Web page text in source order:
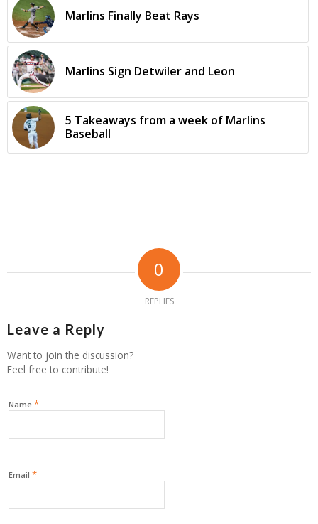
Marlins Finally Beat Rays
Marlins Sign Detwiler and Leon
5 Takeaways from a week of Marlins
Baseball
0
REPLIES
Leave a Reply
Want to join the discussion?
Feel free to contribute!
Name *
Email *